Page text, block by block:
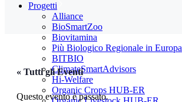
Progetti
Alliance
BioSmartZoo
Biovitamina
Più Biologico Regionale in Europa
BITBIO
ClimateSmartAdvisors
Hi-Welfare
Organic Crops HUB-ER
« Tutti gli Eventi
Questo evento è passato.